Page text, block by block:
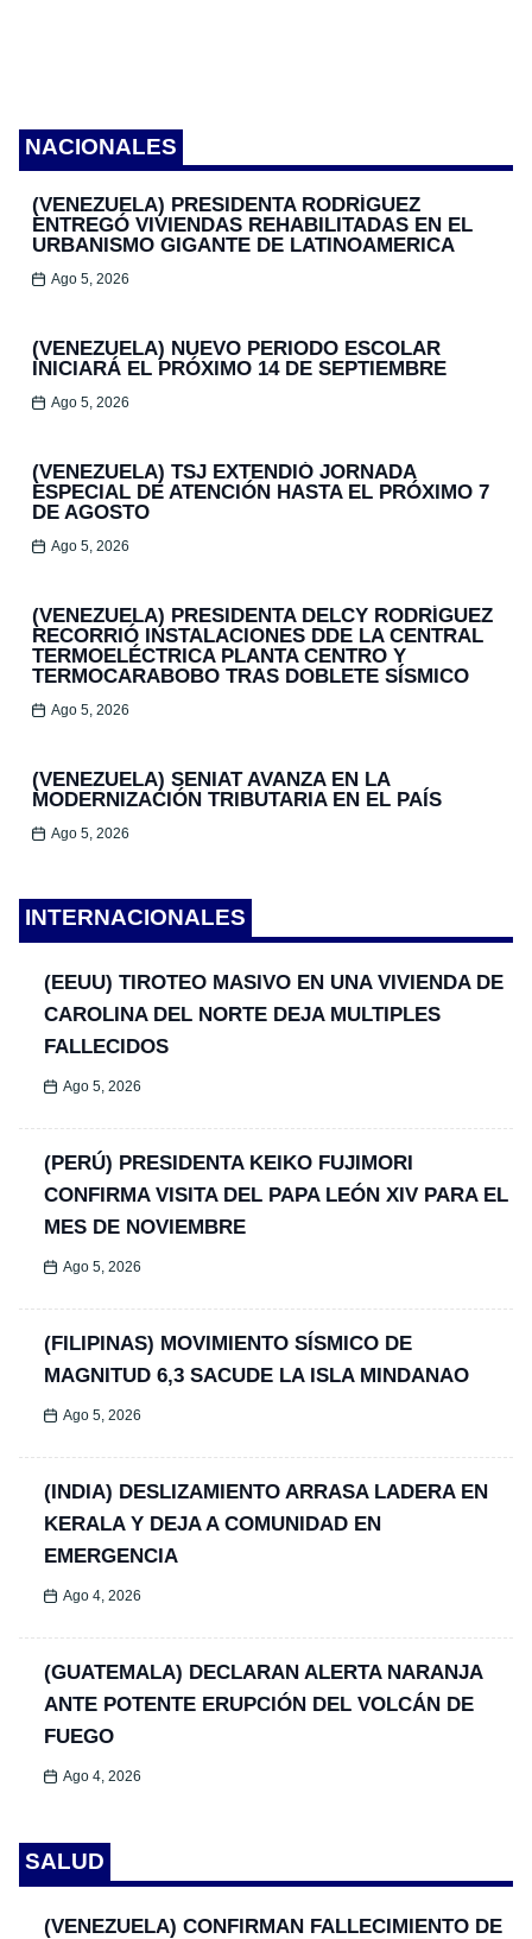
NACIONALES
(VENEZUELA) PRESIDENTA RODRÍGUEZ
ENTREGÓ VIVIENDAS REHABILITADAS EN EL
URBANISMO GIGANTE DE LATINOAMERICA
Ago 5, 2026
(VENEZUELA) NUEVO PERIODO ESCOLAR
INICIARÁ EL PRÓXIMO 14 DE SEPTIEMBRE
Ago 5, 2026
(VENEZUELA) TSJ EXTENDIÓ JORNADA
ESPECIAL DE ATENCIÓN HASTA EL PRÓXIMO 7
DE AGOSTO
Ago 5, 2026
(VENEZUELA) PRESIDENTA DELCY RODRÍGUEZ
RECORRIÓ INSTALACIONES DDE LA CENTRAL
TERMOELÉCTRICA PLANTA CENTRO Y
TERMOCARABOBO TRAS DOBLETE SÍSMICO
Ago 5, 2026
(VENEZUELA) SENIAT AVANZA EN LA
MODERNIZACIÓN TRIBUTARIA EN EL PAÍS
Ago 5, 2026
INTERNACIONALES
(EEUU) TIROTEO MASIVO EN UNA VIVIENDA DE
CAROLINA DEL NORTE DEJA MULTIPLES
FALLECIDOS
Ago 5, 2026
(PERÚ) PRESIDENTA KEIKO FUJIMORI
CONFIRMA VISITA DEL PAPA LEÓN XIV PARA EL
MES DE NOVIEMBRE
Ago 5, 2026
(FILIPINAS) MOVIMIENTO SÍSMICO DE
MAGNITUD 6,3 SACUDE LA ISLA MINDANAO
Ago 5, 2026
(INDIA) DESLIZAMIENTO ARRASA LADERA EN
KERALA Y DEJA A COMUNIDAD EN
EMERGENCIA
Ago 4, 2026
(GUATEMALA) DECLARAN ALERTA NARANJA
ANTE POTENTE ERUPCIÓN DEL VOLCÁN DE
FUEGO
Ago 4, 2026
SALUD
(VENEZUELA) CONFIRMAN FALLECIMIENTO DE